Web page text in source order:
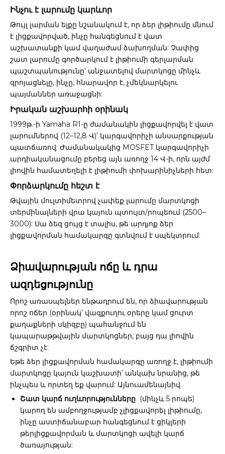
Ինչու է լարումը կարևոր
Թույլ լարման ելքը նշանակում է, որ ձեր լիթիումը մնում
է լիցքավորված, ինչը հանգեցնում է վատ
աշխատանքի կամ վաղաժամ ձախողման: Չափից
շատ լարումը գործարկում է լիթիումի գերլարման
պաշտպանությունը՝ անջատելով մարտկոցը մինչև
զրոյացնելը, ինչը, հնարավոր է, չմեկնարկելու
պայմաններ առաջացնի:
Իրական աշխարհի օրինակ
1999թ.-ի Yamaha R1-ը ժամանակին լիցքավորվել է վատ
լարումներով (12–12,8 Վ)՝ կարգավորիչի անսարքության
պատճառով: Ժամանակակից MOSFET կարգավորիչի
արդիականացումը բերեց այն առողջ 14 Վ-ի, որն այժմ
լիովին համատեղելի է լիթիումի փոխարինիչների հետ:
Փորձարկումը հեշտ է
Թվային մուլտիմետրով չափեք լարումը մարտկոցի
տերմինալների վրա կայուն պտույտ/րոպեում (2500–
3000): Սա ձեզ ցույց է տալիս, թե արդյոք ձեր
լիցքավորման համակարգը գտնվում է սպեկտրում:
Ձիավարության ոճը և դրա
ազդեցությունը
Որոշ առասպելներ ենթադրում են, որ ձիավարության
որոշ ոճեր (օրինակ՝ վազքուղու օրերը կամ ցուրտ
քաղաքների սկիզբը) պահանջում են
կապարաթթվային մարտկոցներ, բայց դա լիովին
ճշգրիտ չէ:
Եթե ​​ձեր լիցքավորման համակարգը առողջ է, լիթիումի
մարտկոցը կայուն կաշխատի՝ անկախ նրանից, թե
ինչպես և որտեղ եք վարում: Այնուամենայնիվ.
Շատ կարճ ուղևորությունները (մինչև 5 րոպե)
կարող են ամբողջությամբ չլիցքավորել լիթիումը,
ինչը աստիճանաբար հանգեցնում է ցիկլերի
թերլիցքավորման և մարտկոցի ավելի կարճ
ծառայության: